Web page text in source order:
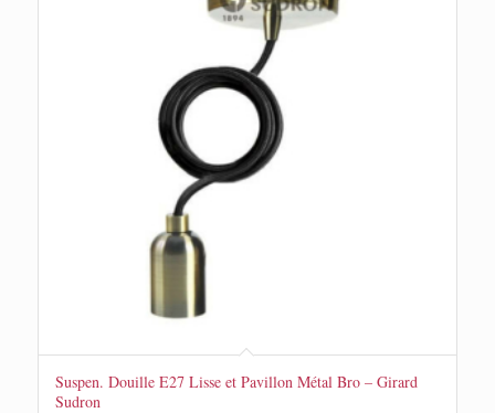
Suspen. Douille E27 Lisse et Pavillon Métal Bro – Girard
Sudron